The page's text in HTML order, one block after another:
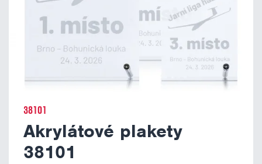
38101
Akrylátové plakety
38101